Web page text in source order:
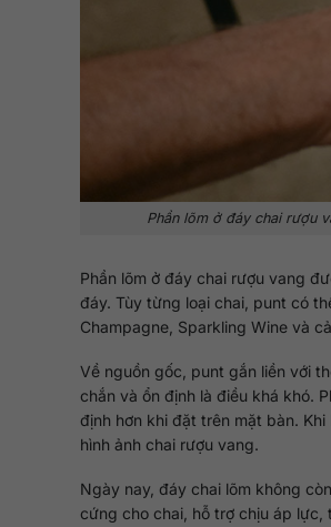
Phần lõm ở đáy chai rượu
Phần lõm ở đáy chai rượu vang
đáy. Tùy từng loại chai, punt có
Champagne, Sparkling Wine và
Về nguồn gốc, punt gắn liền với
chắn và ổn định là điều khá khó.
định hơn khi đặt trên mặt bàn.
hình ảnh chai rượu vang.
Ngày nay, đáy chai lõm không
cứng cho chai, hỗ trợ chịu áp